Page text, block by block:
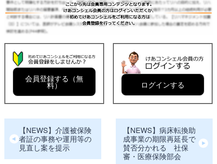
会員登録する（無
料） ログインする
【NEWS】介護被保険
者証の事務や運用等の
見直し案を提示
【NEWS】病床転換助
成事業の期限再延長で
賛否分かれる 社保
審・医療保険部会